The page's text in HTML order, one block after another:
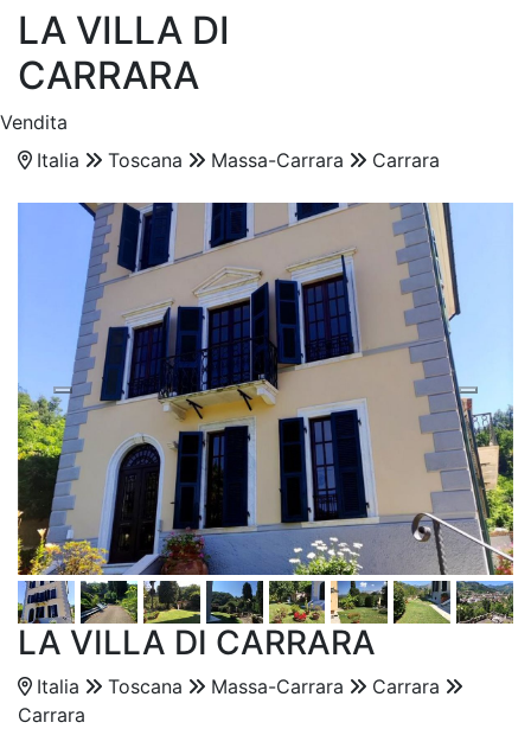
LA VILLA DI
CARRARA
Vendita
Italia
Toscana Massa-Carrara Carrara
LA VILLA DI CARRARA
Italia Toscana Massa-Carrara
Carrara
Carrara